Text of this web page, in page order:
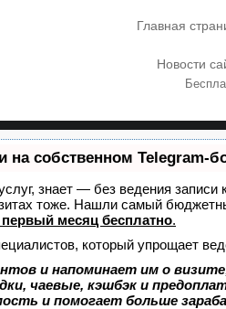
Главная
Новости
на собственном Telegram-
знает — без ведения
тоже. Нашли самый
первый месяц бесплатно.
который упрощает
и напоминает им о
чаевые, кэшбэк и
и помогает больше